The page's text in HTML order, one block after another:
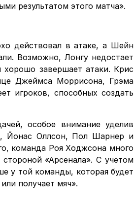
результатом этого матча».
действовал в атаке, а Шейн
Возможно, Лонгу недостает
хорошо завершает атаки. Крис
Джеймса Моррисона, Грэма
игроков, способных создать
особое внимание уделив
Йонас Оллсон, Пол Шарнер и
команда Роя Ходжсона много
стороной «Арсенала». С учетом
у той команды, которая будет
получает мяч».